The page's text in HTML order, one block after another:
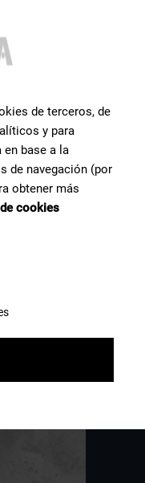
cerámicos con el
asesoramos y
tu proyecto de
de terceros, de
y para
base a la
de navegación (por
obtener más
cookies